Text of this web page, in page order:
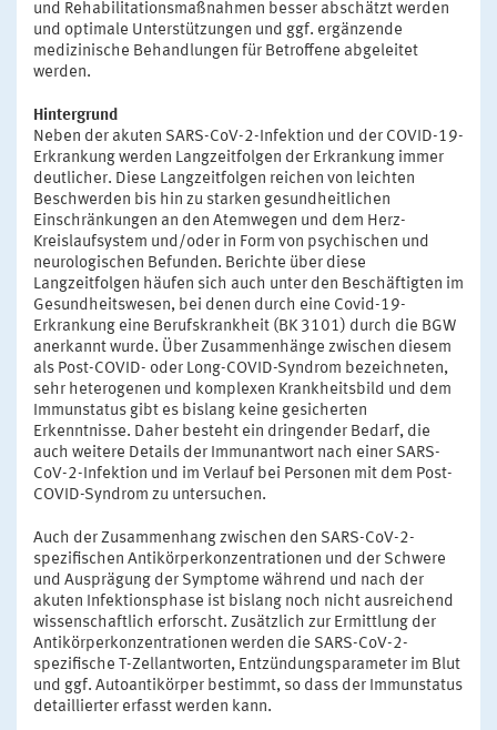
und Rehabilitationsmaßnahmen besser abschätzt werden
und optimale Unterstützungen und ggf. ergänzende
medizinische Behandlungen für Betroffene abgeleitet
werden.
Hintergrund
Neben der akuten SARS-CoV-2-Infektion und der COVID-19-
Erkrankung werden Langzeitfolgen der Erkrankung immer
deutlicher. Diese Langzeitfolgen reichen von leichten
Beschwerden bis hin zu starken gesundheitlichen
Einschränkungen an den Atemwegen und dem Herz-
Kreislaufsystem und/oder in Form von psychischen und
neurologischen Befunden. Berichte über diese
Langzeitfolgen häufen sich auch unter den Beschäftigten im
Gesundheitswesen, bei denen durch eine Covid-19-
Erkrankung eine Berufskrankheit (BK 3101) durch die BGW
anerkannt wurde. Über Zusammenhänge zwischen diesem
als Post-COVID- oder Long-COVID-Syndrom bezeichneten,
sehr heterogenen und komplexen Krankheitsbild und dem
Immunstatus gibt es bislang keine gesicherten
Erkenntnisse. Daher besteht ein dringender Bedarf, die
auch weitere Details der Immunantwort nach einer SARS-
CoV-2-Infektion und im Verlauf bei Personen mit dem Post-
COVID-Syndrom zu untersuchen.
Auch der Zusammenhang zwischen den SARS-CoV-2-
spezifischen Antikörperkonzentrationen und der Schwere
und Ausprägung der Symptome während und nach der
akuten Infektionsphase ist bislang noch nicht ausreichend
wissenschaftlich erforscht. Zusätzlich zur Ermittlung der
Antikörperkonzentrationen werden die SARS-CoV-2-
spezifische T-Zellantworten, Entzündungsparameter im Blut
und ggf. Autoantikörper bestimmt, so dass der Immunstatus
detaillierter erfasst werden kann.